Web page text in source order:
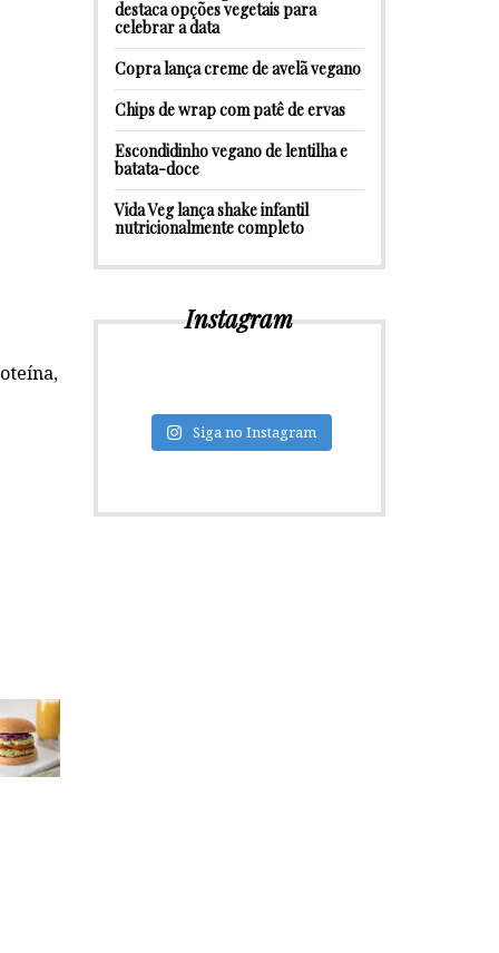
destaca opções vegetais para
celebrar a data
Copra lança creme de avelã vegano
Chips de wrap com patê de ervas
Escondidinho vegano de lentilha e
batata-doce
Vida Veg lança shake infantil
nutricionalmente completo
Instagram
Siga no Instagram